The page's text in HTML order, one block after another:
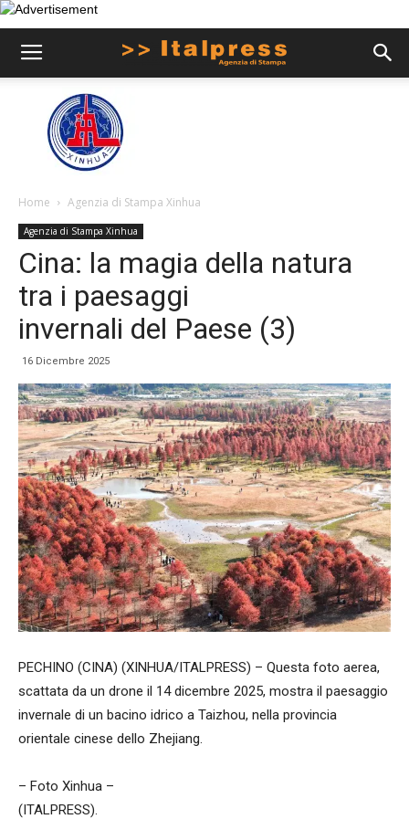
Home Agenzia di Stampa Xinhua
Agenzia di Stampa Xinhua
Cina: la magia della natura
tra i paesaggi
invernali del Paese (3)
16 Dicembre 2025
PECHINO (CINA) (XINHUA/ITALPRESS) – Questa foto aerea,
scattata da un drone il 14 dicembre 2025, mostra il paesaggio
invernale di un bacino idrico a Taizhou, nella provincia
orientale cinese dello Zhejiang.
– Foto Xinhua –
(ITALPRESS).